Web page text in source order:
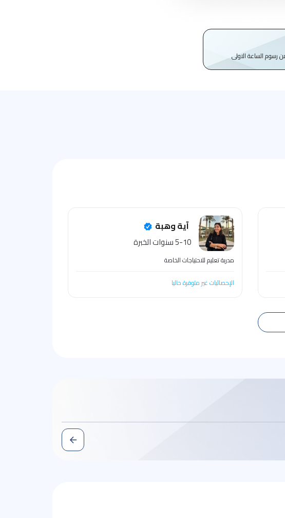
آية وهبة
5-10 سنوات الخبرة
مدربة تعليم للاحتياجات الخاصة
الإحصائيات غير متوفرة حاليا